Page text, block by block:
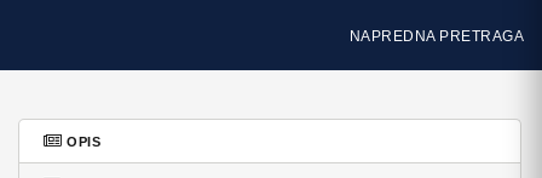
NAPREDNA PRETRAGA
OPIS